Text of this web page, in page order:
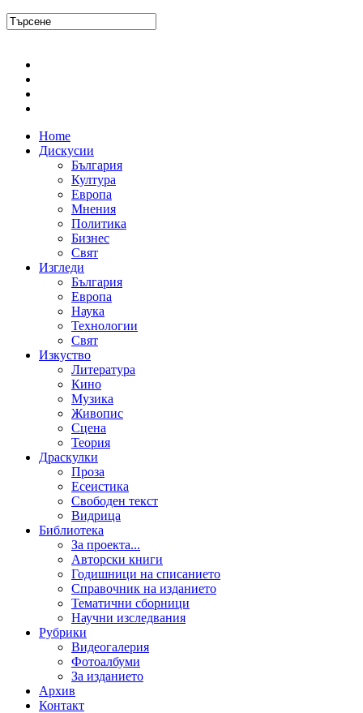
Home
Дискусии
България
Култура
Европа
Мнения
Политика
Бизнес
Свят
Изгледи
България
Европа
Наука
Технологии
Свят
Изкуство
Литература
Кино
Музика
Живопис
Сцена
Теория
Драскулки
Проза
Есеистика
Свободен текст
Видрица
Библиотека
За проекта...
Авторски книги
Годишници на списанието
Справочник на изданието
Тематични сборници
Научни изследвания
Рубрики
Видеогалерия
Фотоалбуми
За изданието
Архив
Контакт